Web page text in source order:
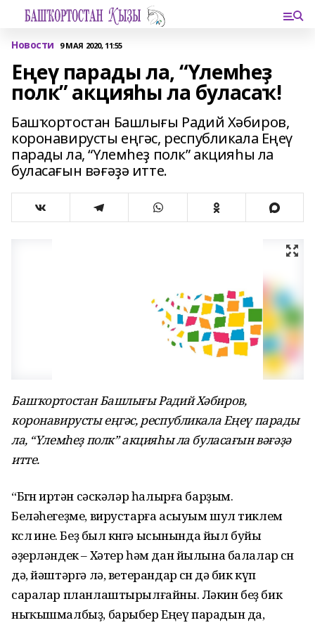
Новости 9 МАЯ 2020, 11:55
Еңеү парады ла, “Үлемһеҙ
полк” акцияһы ла буласаҡ!
Башҡортостан Башлығы Радий Хәбиров,
коронавирусты еңгәс, республикала Еңеү
парады ла, “Үлемһеҙ полк” акцияһы ла
буласағын вәғәҙә итте.
Башҡортостан Башлығы Радий Хәбиров,
коронавирусты еңгәс, республикала Еңеү парады
ла, “Үлемһеҙ полк” акцияһы ла буласағын вәғәҙә
итте.
“Бөгөн иртән сәскәләр һалырға барҙым.
Беләһегеҙме, вирустарға асыуым шул тиклем
көслө ине. Беҙ был көнгә ысынында йыл буйы
әҙерләндек – Хәтер һәм дан йылына балалар өсөн
дә, йәштәргә лә, ветерандар өсөн дә бик күп
саралар планлаштырылғайны. Ләкин беҙ бик
ныҡышмалбыҙ, барыбер Еңеү парадын да,